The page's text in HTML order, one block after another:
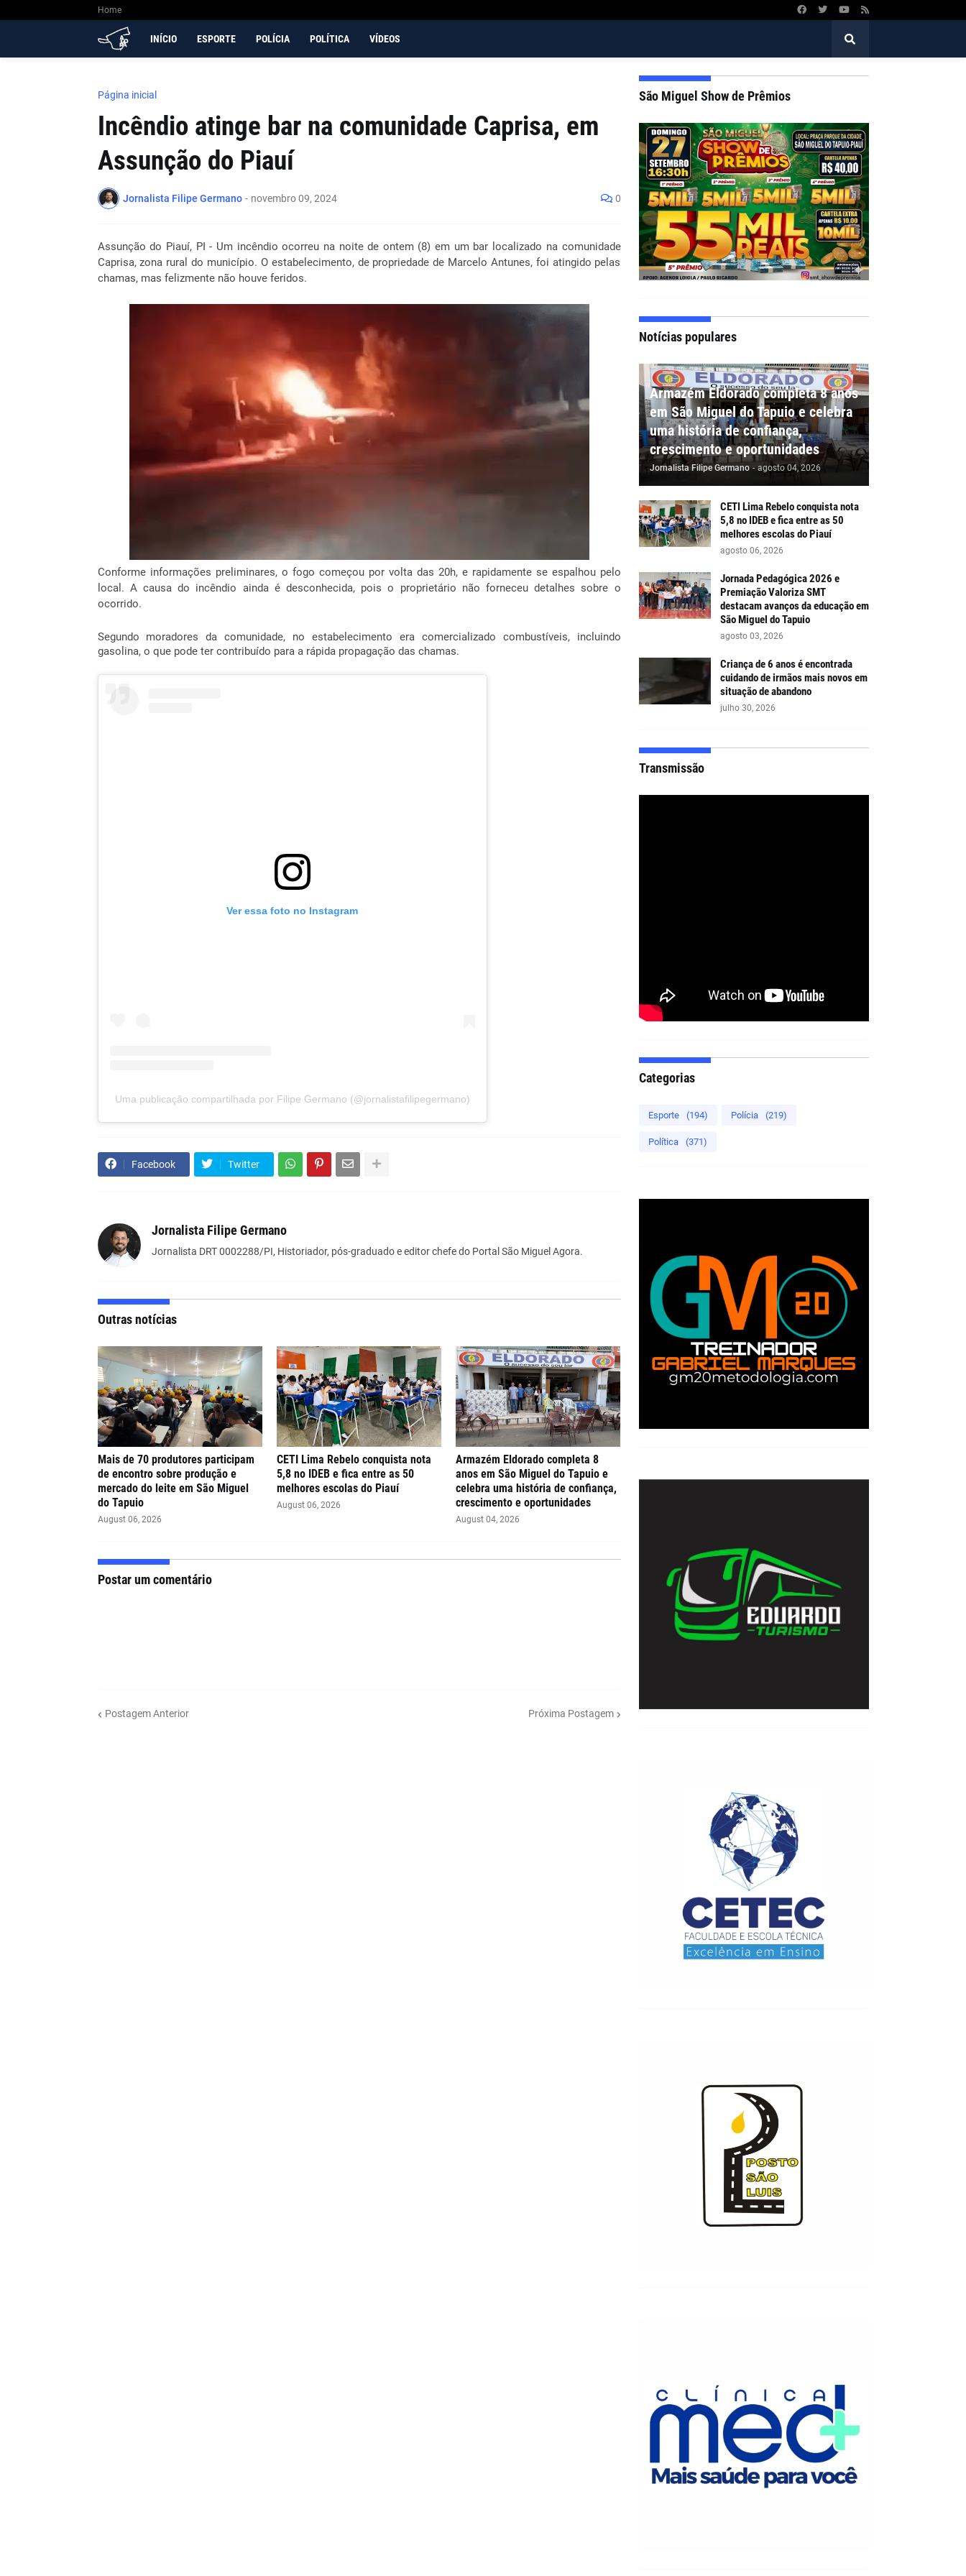
Home
INÍCIO ESPORTE POLÍCIA POLÍTICA VÍDEOS
Página inicial
Incêndio atinge bar na comunidade Caprisa, em
Assunção do Piauí
Jornalista Filipe Germano - novembro 09, 2024 0
Assunção do Piauí, PI - Um incêndio ocorreu na noite de ontem (8) em um bar localizado na comunidade
Caprisa, zona rural do município. O estabelecimento, de propriedade de Marcelo Antunes, foi atingido pelas
chamas, mas felizmente não houve feridos.
Conforme informações preliminares, o fogo começou por volta das 20h, e rapidamente se espalhou pelo
local. A causa do incêndio ainda é desconhecida, pois o proprietário não forneceu detalhes sobre o
ocorrido.
Segundo moradores da comunidade, no estabelecimento era comercializado combustíveis, incluindo
gasolina, o que pode ter contribuído para a rápida propagação das chamas.
Ver essa foto no Instagram
Uma publicação compartilhada por Filipe Germano (@jornalistafilipegermano)
Facebook Twitter
Jornalista Filipe Germano
Jornalista DRT 0002288/PI, Historiador, pós-graduado e editor chefe do Portal São Miguel Agora.
Outras notícias
Mais de 70 produtores participam
de encontro sobre produção e
mercado do leite em São Miguel
do Tapuio
August 06, 2026
CETI Lima Rebelo conquista nota
5,8 no IDEB e fica entre as 50
melhores escolas do Piauí
August 06, 2026
Armazém Eldorado completa 8
anos em São Miguel do Tapuio e
celebra uma história de confiança,
crescimento e oportunidades
August 04, 2026
Postar um comentário
Postagem Anterior Próxima Postagem
São Miguel Show de Prêmios
Notícias populares
Armazém Eldorado completa 8 anos
em São Miguel do Tapuio e celebra
uma história de confiança,
crescimento e oportunidades
Jornalista Filipe Germano - agosto 04, 2026
CETI Lima Rebelo conquista nota
5,8 no IDEB e fica entre as 50
melhores escolas do Piauí
agosto 06, 2026
Jornada Pedagógica 2026 e
Premiação Valoriza SMT
destacam avanços da educação em
São Miguel do Tapuio
agosto 03, 2026
Criança de 6 anos é encontrada
cuidando de irmãos mais novos em
situação de abandono
julho 30, 2026
Transmissão
Categorias
Esporte (194) Polícia (219)
Política (371)